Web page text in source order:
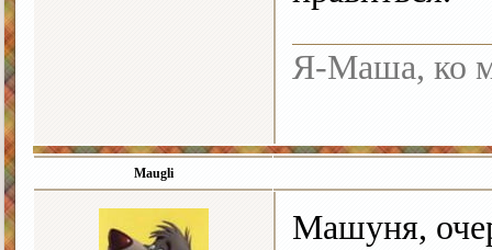
Я-Маша, ко
Maugli
Машуня,